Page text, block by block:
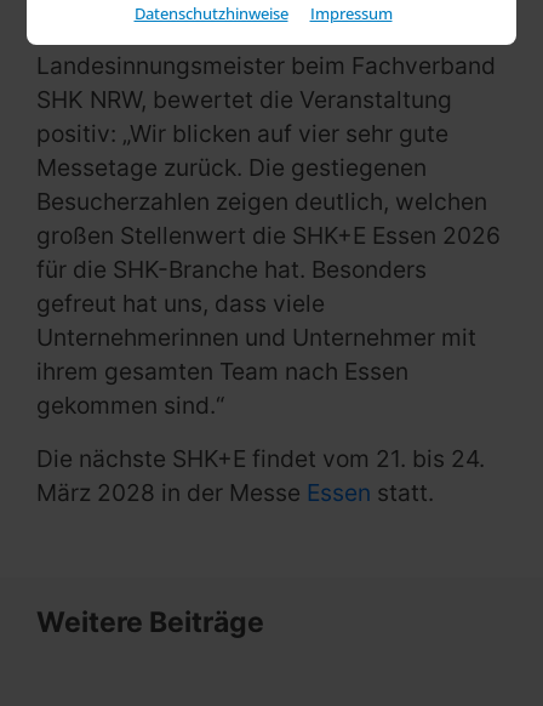
Datenschutzhinweise Impressum
Auch Ulrich Grommes,
Landesinnungsmeister beim Fachverband
SHK NRW, bewertet die Veranstaltung
positiv: „Wir blicken auf vier sehr gute
Messetage zurück. Die gestiegenen
Besucherzahlen zeigen deutlich, welchen
großen Stellenwert die SHK+E Essen 2026
für die SHK-Branche hat. Besonders
gefreut hat uns, dass viele
Unternehmerinnen und Unternehmer mit
ihrem gesamten Team nach Essen
gekommen sind.“
Die nächste SHK+E findet vom 21. bis 24.
März 2028 in der Messe Essen statt.
Weitere Beiträge